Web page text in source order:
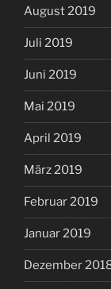
August 2019
Juli 2019
Juni 2019
Mai 2019
April 2019
März 2019
Februar 2019
Januar 2019
Dezember